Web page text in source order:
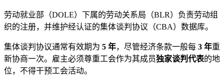
劳动就业部（DOLE）下属的劳动关系局（BLR）负责劳动组
织的注册，并维护经认证的集体谈判协议（CBA）数据库。
集体谈判协议通常有效期为 5 年，尽管经济条款一般每 3 年重
新协商一次。雇主必须尊重工会作为其成员独家谈判代表的地
位，不得干预工会活动。